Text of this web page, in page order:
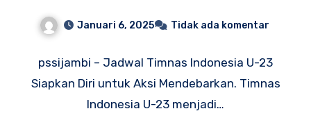
Januari 6, 2025 Tidak ada komentar
pssijambi – Jadwal Timnas Indonesia U-23
Siapkan Diri untuk Aksi Mendebarkan. Timnas
Indonesia U-23 menjadi…